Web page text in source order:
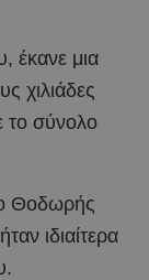
έκανε μια
χιλιάδες
το σύνολο
Θοδωρής
ιδιαίτερα